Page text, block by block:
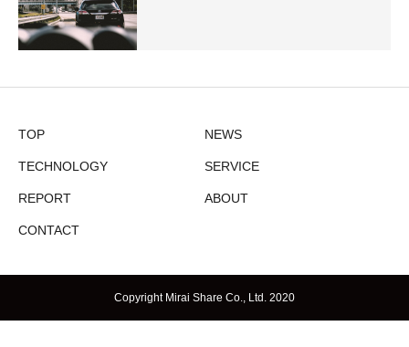
TOP NEWS
TECHNOLOGY SERVICE
REPORT ABOUT
CONTACT
Copyright Mirai Share Co., Ltd. 2020